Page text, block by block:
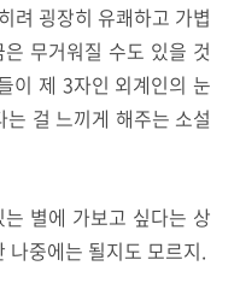
려 굉장히 유쾌하고 가볍
무거워질 수도 있을 것
이 제 3자인 외계인의 눈
걸 느끼게 해주는 소설
별에 가보고 싶다는 상
나중에는 될지도 모르지.